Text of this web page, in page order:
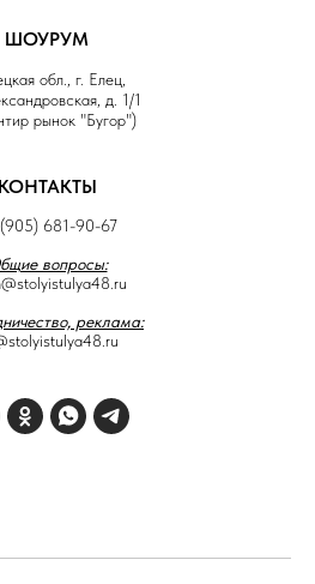
ШОУРУМ
обл., г. Елец,
д. 1/1
рынок "Бугор")
КОНТАКТЫ
681-90-67
вопросы:
реклама: